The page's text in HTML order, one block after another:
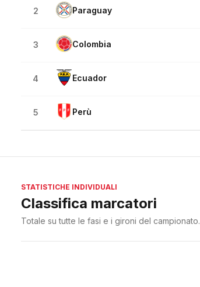
2 Paraguay
3 Colombia
4 Ecuador
5 Perù
STATISTICHE INDIVIDUALI
Classifica marcatori
Totale su tutte le fasi e i gironi del campionato.